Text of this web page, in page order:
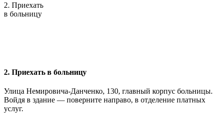
2. Приехать
в больницу
2. Приехать в больницу
Улица Немировича-Данченко, 130, главный корпус больницы.
Войдя в здание — поверните направо, в отделение платных
услуг.